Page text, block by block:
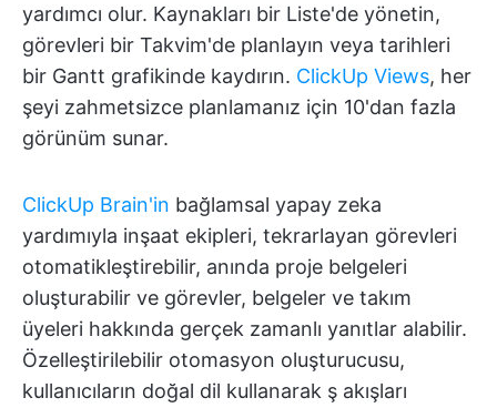
yardımcı olur. Kaynakları bir Liste'de yönetin,
görevleri bir Takvim'de planlayın veya tarihleri
bir Gantt grafikinde kaydırın. ClickUp Views, her
şeyi zahmetsizce planlamanız için 10'dan fazla
görünüm sunar.
ClickUp Brain'in bağlamsal yapay zeka
yardımıyla inşaat ekipleri, tekrarlayan görevleri
otomatikleştirebilir, anında proje belgeleri
oluşturabilir ve görevler, belgeler ve takım
üyeleri hakkında gerçek zamanlı yanıtlar alabilir.
Özelleştirilebilir otomasyon oluşturucusu,
kullanıcıların doğal dil kullanarak ş akışları